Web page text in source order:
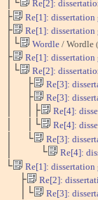
Re[2]:
├ Re[1]: dissertation
├ Re[1]: dissertation
│└ Wordle / Wordle
├ Re[1]: dissertation
│└ Re[2]:
│ ├ Re[3]:
│ ├ Re[3]:
│ │├ Re[4]:
│ │└ Re[4]:
│ └ Re[3]:
│ └ Re[4]:
└ Re[1]: dissertation
├ Re[2]:
│└ Re[3]: